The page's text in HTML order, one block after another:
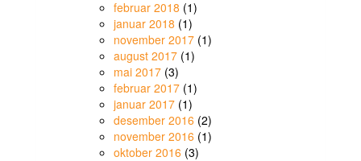
februar 2018 (1)
januar 2018 (1)
november 2017 (1)
august 2017 (1)
mai 2017 (3)
februar 2017 (1)
januar 2017 (1)
desember 2016 (2)
november 2016 (1)
oktober 2016 (3)